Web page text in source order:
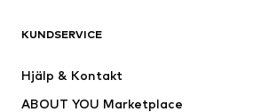
Jackor
KUNDSERVICE
Hjälp & Kontakt
ABOUT YOU Marketplace